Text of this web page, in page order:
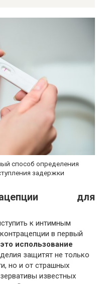
способ определения
задержки
для
к интимным
в первый
использование
защитят не только
но и от страшных
известных